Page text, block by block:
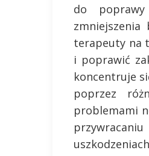
do
zmniejszenia
terapeuty na
i poprawić
koncentruje
poprzez
problemami